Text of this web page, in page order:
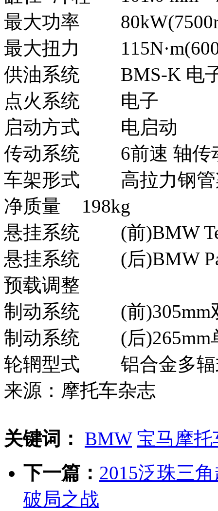
最大功率
最大扭力
供油系统
BMS-K 电
点火系统
电子
启动方式
电启动
传动系统
6前速 轴传
车架形式
高拉力钢
净质量
198kg
悬挂系统
(前)BMW
悬挂系统
(后)BMW
预载调整
制动系统
(前
制动系统
(后
轮辋型式
铝合金多
来源：摩托车杂志
关键词： BMW 宝马摩托
下一篇： 2015泛珠三
破局之战